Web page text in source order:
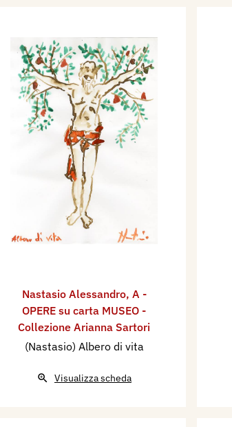
Nastasio Alessandro, A -
OPERE su carta MUSEO -
Collezione Arianna Sartori
(Nastasio) Albero di vita
Visualizza scheda